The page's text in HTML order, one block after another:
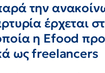
την
έρχεται
η Efood
ως freelancers